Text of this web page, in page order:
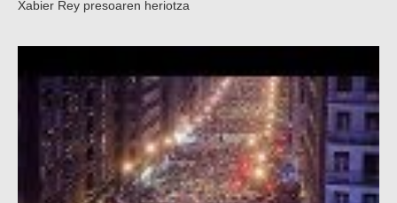
Xabier Rey presoaren heriotza